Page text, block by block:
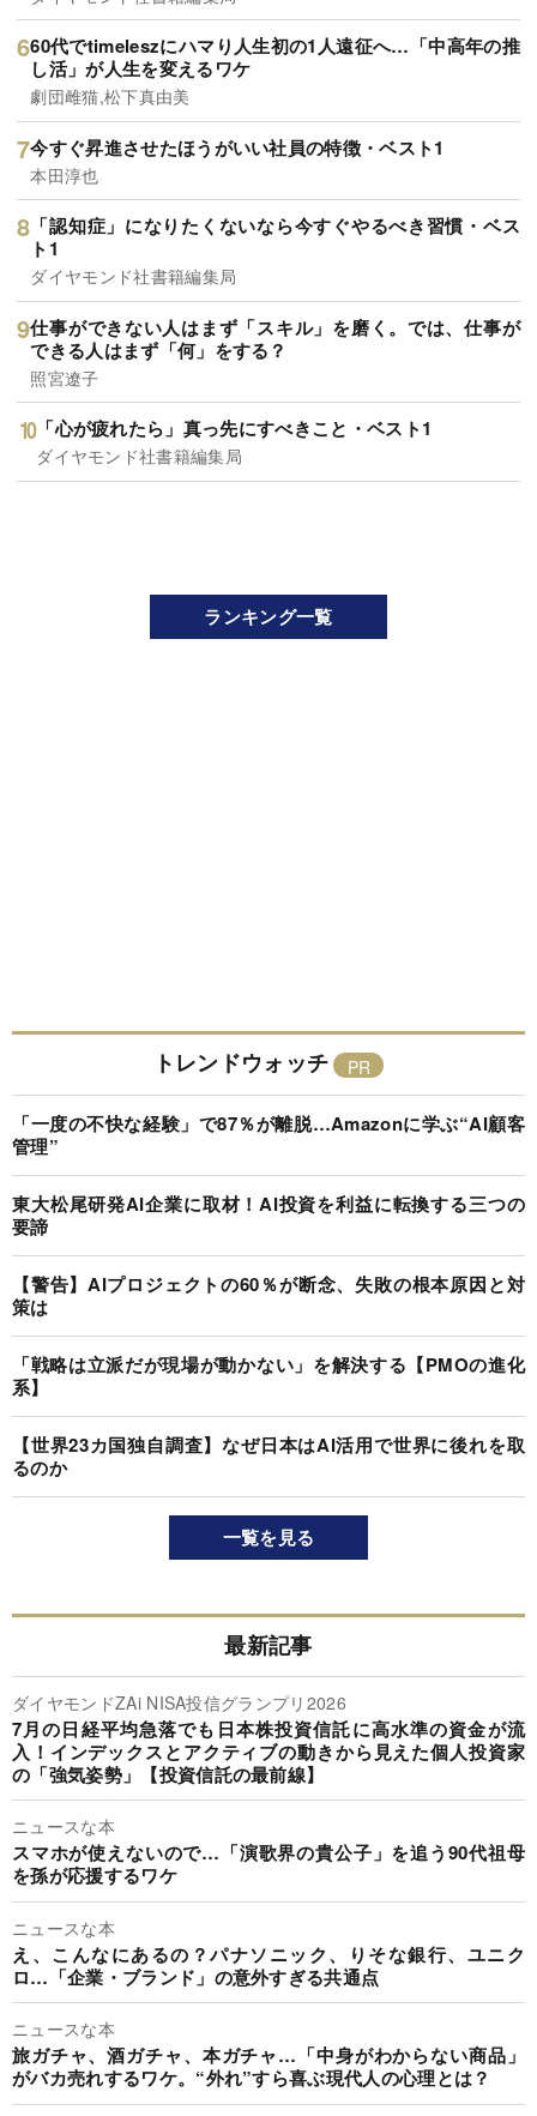
60代でtimeleszにハマり人生初の1人遠征へ…「中高年の推
し活」が人生を変えるワケ
劇団雌猫,松下真由美
今すぐ昇進させたほうがいい社員の特徴・ベスト1
本田淳也
「認知症」になりたくないなら今すぐやるべき習慣・ベス
ト1
ダイヤモンド社書籍編集局
仕事ができない人はまず「スキル」を磨く。では、仕事が
できる人はまず「何」をする？
照宮遼子
「心が疲れたら」真っ先にすべきこと・ベスト1
ダイヤモンド社書籍編集局
ランキング一覧
トレンドウォッチ
「一度の不快な経験」で87％が離脱…Amazonに学ぶ“AI顧客
管理”
東大松尾研発AI企業に取材！AI投資を利益に転換する三つの
要諦
【警告】AIプロジェクトの60％が断念、失敗の根本原因と対
策は
「戦略は立派だが現場が動かない」を解決する【PMOの進化
系】
【世界23カ国独自調査】なぜ日本はAI活用で世界に後れを取
るのか
一覧を見る
最新記事
ダイヤモンドZAi NISA投信グランプリ2026
7月の日経平均急落でも日本株投資信託に高水準の資金が流
入！インデックスとアクティブの動きから見えた個人投資家
の「強気姿勢」【投資信託の最前線】
ニュースな本
スマホが使えないので…「演歌界の貴公子」を追う90代祖母
を孫が応援するワケ
ニュースな本
え、こんなにあるの？パナソニック、りそな銀行、ユニク
ロ…「企業・ブランド」の意外すぎる共通点
ニュースな本
旅ガチャ、酒ガチャ、本ガチャ…「中身がわからない商品」
がバカ売れするワケ。“外れ”すら喜ぶ現代人の心理とは？